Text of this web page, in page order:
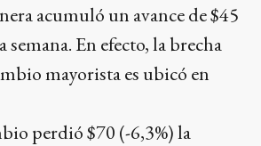
acumuló un avance de $45
semana. En efecto, la brecha
mayorista es ubicó en
perdió $70 (-6,3%) la